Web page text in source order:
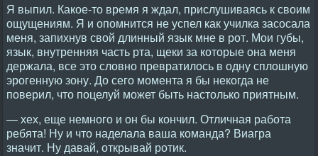
Я выпил. Какое-то время я ждал, прислушиваясь к своим
ощущениям. Я и опомнится не успел как училка засосала
меня, запихнув свой длинный язык мне в рот. Мои губы,
язык, внутренняя часть рта, щеки за которые она меня
держала, все это словно превратилось в одну сплошную
эрогенную зону. До сего момента я бы некогда не
поверил, что поцелуй может быть настолько приятным.
— хех, еще немного и он бы кончил. Отличная работа
ребята! Ну и что наделала ваша команда? Виагра
значит. Ну давай, открывай ротик.